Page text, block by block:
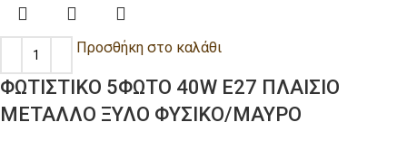
Προσθήκη στο καλάθι
ΦΩΤΙΣΤΙΚΟ 5ΦΩΤΟ 40W E27 ΠΛΑΙΣΙΟ
ΜΕΤΑΛΛΟ ΞΥΛΟ ΦΥΣΙΚΟ/ΜΑΥΡΟ